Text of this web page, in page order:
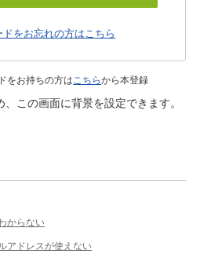
ドをお忘れの方はこちら
をお持ちの方はこちらから本登録
この画面に背景を設定できます。
からない
アドレスが使えない